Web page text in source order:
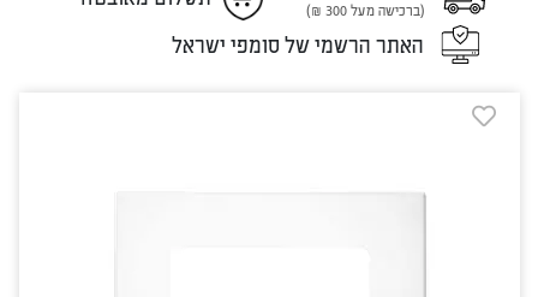
(ברכישה מעל 300 ₪)
האתר הרשמי של סומפי ישראל